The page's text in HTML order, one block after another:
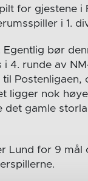
for gjestene i
i 1.
bør
4. runde av
ligger nok
gamle
Lund for 9